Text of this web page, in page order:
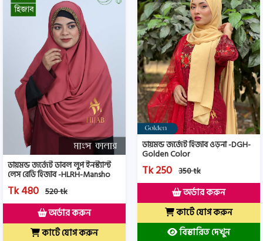
ডায়মন্ড জর্জেট ডাবল লুপ ইনস্ট্যান্ট
লেস রেডি হিজাব -HLRH-Mansho
Color
Tk 480 520 tk
অর্ডার করুন
কার্টে যোগ করুন
ডায়মন্ড জর্জেট হিজাব ওড়না -DGH-
Golden Color
Tk 250 350 tk
অর্ডার করুন
কার্টে যোগ করুন
বিস্তারিত দেখুন